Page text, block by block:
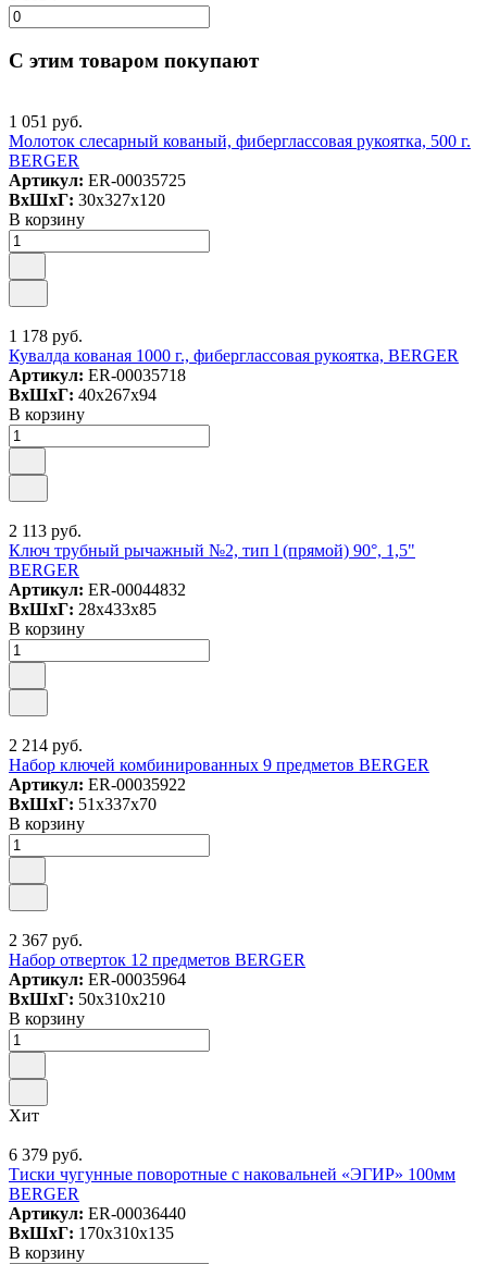
С этим товаром покупают
1 051 руб.
Молоток слесарный кованый, фиберглассовая рукоятка, 500 г.
BERGER
Артикул: ER-00035725
ВxШxГ: 30x327x120
В корзину
1 178 руб.
Кувалда кованая 1000 г., фиберглассовая рукоятка, BERGER
Артикул: ER-00035718
ВxШxГ: 40x267x94
В корзину
2 113 руб.
Ключ трубный рычажный №2, тип l (прямой) 90°, 1,5"
BERGER
Артикул: ER-00044832
ВxШxГ: 28x433x85
В корзину
2 214 руб.
Набор ключей комбинированных 9 предметов BERGER
Артикул: ER-00035922
ВxШxГ: 51x337x70
В корзину
2 367 руб.
Набор отверток 12 предметов BERGER
Артикул: ER-00035964
ВxШxГ: 50x310x210
В корзину
Хит
6 379 руб.
Тиски чугунные поворотные с наковальней «ЭГИР» 100мм
BERGER
Артикул: ER-00036440
ВxШxГ: 170x310x135
В корзину